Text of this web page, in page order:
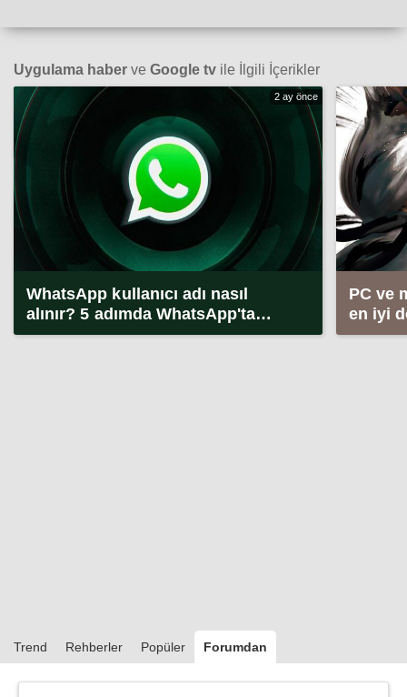
Uygulama haber ve Google tv ile İlgili İçerikler
2 ay önce
WhatsApp kullanıcı adı nasıl
alınır? 5 adımda WhatsApp'ta
kullanıcı adı alma (2026)
PC ve
en iyi
Trend Rehberler Popüler Forumdan